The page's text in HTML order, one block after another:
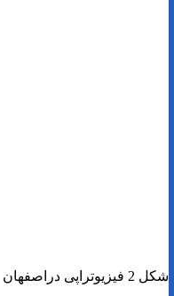
شکل 2 فیزیوتراپی دراصفهان